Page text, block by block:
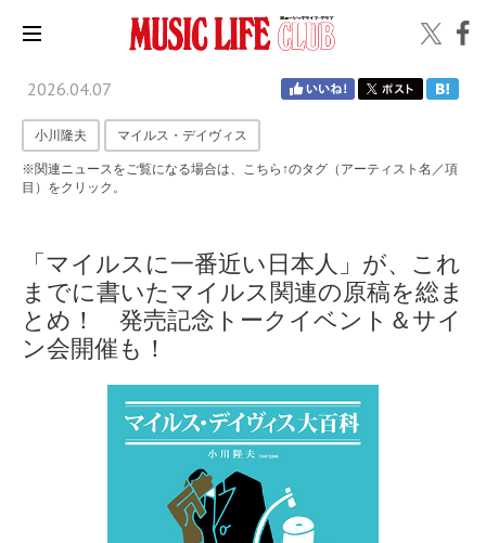
2026.04.07
小川隆夫 マイルス・デイヴィス
※関連ニュースをご覧になる場合は、こちら↑のタグ（アーティスト名／項
目）をクリック。
「マイルスに一番近い日本人」が、これ
までに書いたマイルス関連の原稿を総ま
とめ！ 発売記念トークイベント＆サイ
ン会開催も！